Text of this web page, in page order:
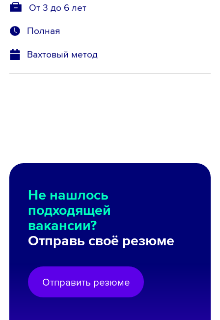
От 3 до 6 лет
Полная
Вахтовый метод
Не нашлось
подходящей
вакансии?
Отправь своё резюме
Отправить резюме